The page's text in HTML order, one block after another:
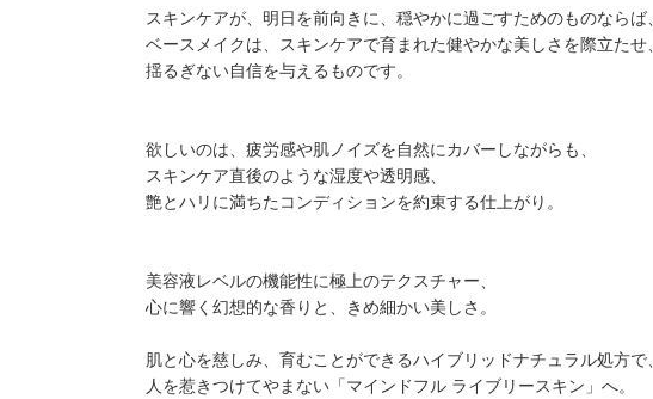
スキンケアが、明日を前向きに、穏やかに過ごすためのものならば、
ベースメイクは、スキンケアで育まれた健やかな美しさを際立たせ、
揺るぎない自信を与えるものです。
欲しいのは、疲労感や肌ノイズを自然にカバーしながらも、
スキンケア直後のような湿度や透明感、
艶とハリに満ちたコンディションを約束する仕上がり。
美容液レベルの機能性に極上のテクスチャー、
心に響く幻想的な香りと、きめ細かい美しさ。
肌と心を慈しみ、育むことができるハイブリッドナチュラル処方で、
人を惹きつけてやまない「マインドフル ライブリースキン」へ。